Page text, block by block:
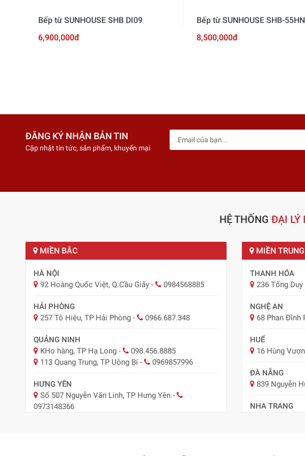
Bếp từ SUNHOUSE SHB DI09
6,900,000đ
Bếp từ SUNHOUSE SHB-55HN
8,500,000đ
ĐĂNG KÝ NHẬN BẢN TIN
Cập nhật tin tức, sản phẩm, khuyến mại
HỆ THỐNG ĐẠI LÝ
MIỀN BẮC
HÀ NỘI
92 Hoàng Quốc Việt, Q.Cầu Giấy - 0984568885
HẢI PHÒNG
257 Tô Hiệu, TP Hải Phòng - 0966.687.348
QUẢNG NINH
KHo hàng, TP Hạ Long -
098.456.8885
113 Quang Trung, TP Uông Bí - 0969857996
HƯNG YÊN
Số 507 Nguyễn Văn Linh, TP Hưng Yên -
0973148366
MIỀN TRUNG
THANH HÓA
236 Tống
NGHỆ AN
68 Phan Đình
HUẾ
16 Hùng
ĐÀ NẴNG
839 Nguyễn
NHA TRANG